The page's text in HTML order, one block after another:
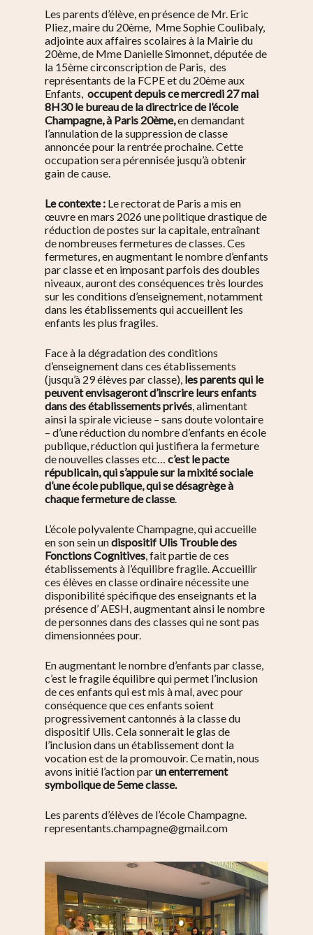
Les parents d’élève, en présence de Mr. Eric
Pliez, maire du 20ème, Mme Sophie Coulibaly,
adjointe aux affaires scolaires à la Mairie du
20ème, de Mme Danielle Simonnet, députée de
la 15ème circonscription de Paris, des
représentants de la FCPE et du 20ème aux
Enfants, occupent depuis ce mercredi 27 mai
8H30 le bureau de la directrice de l’école
Champagne, à Paris 20ème,en demandant
l’annulation de la suppression de classe
annoncée pour la rentrée prochaine. Cette
occupation sera pérennisée jusqu’à obtenir
gain de cause.
Le contexte : Le rectorat de Paris a mis en
œuvre en mars 2026 une politique drastique de
réduction de postes sur la capitale, entraînant
de nombreuses fermetures de classes. Ces
fermetures, en augmentant le nombre d’enfants
par classe et en imposant parfois des doubles
niveaux, auront des conséquences très lourdes
sur les conditions d’enseignement, notamment
dans les établissements qui accueillent les
enfants les plus fragiles.
Face à la dégradation des conditions
d’enseignement dans ces établissements
(jusqu’à 29 élèves par classe), les parents qui le
peuvent envisageront d’inscrire leurs enfants
dans des établissements privés, alimentant
ainsi la spirale vicieuse – sans doute volontaire
– d’une réduction du nombre d’enfants en école
publique, réduction qui justifiera la fermeture
de nouvelles classes etc… c’est le pacte
républicain, qui s’appuie sur la mixité sociale
d’une école publique, qui se désagrège à
chaque fermeture de classe.
L’école polyvalente Champagne, qui accueille
en son sein undispositif Ulis Trouble des
Fonctions Cognitives, fait partie de ces
établissements à l’équilibre fragile. Accueillir
ces élèves en classe ordinaire nécessite une
disponibilité spécifique des enseignants et la
présence d’ AESH, augmentant ainsi le nombre
de personnes dans des classes qui ne sont pas
dimensionnées pour.
En augmentant le nombre d’enfants par classe,
c’est le fragile équilibre qui permet l’inclusion
de ces enfants qui est mis à mal, avec pour
conséquence que ces enfants soient
progressivement cantonnés à la classe du
dispositif Ulis. Cela sonnerait le glas de
l’inclusion dans un établissement dont la
vocation est de la promouvoir. Ce matin, nous
avons initié l’action parun enterrement
symbolique de 5eme classe.
Les parents d’élèves de l’école Champagne.
representants.champagne@gmail.com
S’informer